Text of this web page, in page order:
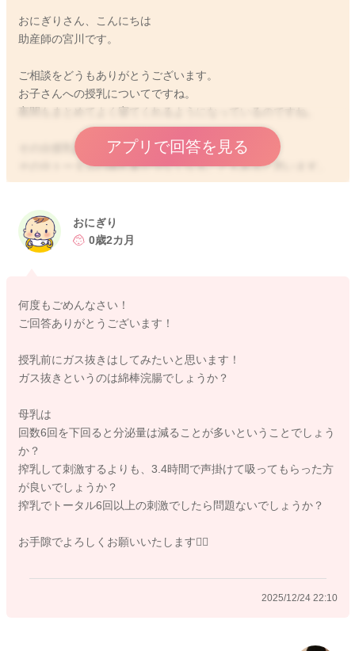
おにぎりさん、こんにちは
助産師の宮川です。
ご相談をどうもありがとうございます。
お子さんへの授乳についてですね。
夜間もまとめてよく寝てくれるようになっているのですね。
その分授乳回数が少なくなっているのですね。
その分トータルの哺乳量が少なくなることもあると思います。
す。
なので、分泌維持のためにも授乳回数は6回以上は少なくてもあ
また夜間も6時間以上授乳間隔が開くようにならないように気を
つけていただくといいと思います。
なかなかゲップが出にくかったり、泣くことでも空気をよく飲
こともあると思います。
お腹の張りが気になるようでしたら、一度試しに授乳前のタイ
ミングで、ガス抜きをされてみてはいかがでしょうか？
よかったら参考になさってみてください。
どうぞよろしくお願いします。
アプリで回答を見る
2025/12/24 12:32
おにぎり
0歳2カ月
何度もごめんなさい！
ご回答ありがとうございます！
授乳前にガス抜きはしてみたいと思います！
ガス抜きというのは綿棒浣腸でしょうか？
母乳は
回数6回を下回ると分泌量は減ることが多いということでしょう
か？
搾乳して刺激するよりも、3.4時間で声掛けて吸ってもらった方
が良いでしょうか？
搾乳でトータル6回以上の刺激でしたら問題ないでしょうか？
お手隙でよろしくお願いいたします🙇‍♀️
2025/12/24 22:10